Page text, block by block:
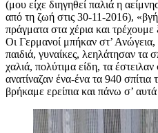
(μου είχε διηγηθεί παλιά η
από τη ζωή στις 30-11-2016),
πράγματα στα χέρια και
Οι Γερμανοί μπήκαν στ’
παιδιά, γυναίκες, λεηλάτησαν τα
χαλιά, πολύτιμα είδη, τα
ανατίναζαν ένα-ένα τα 940
βρήκαμε ερείπια και πάνω σ’